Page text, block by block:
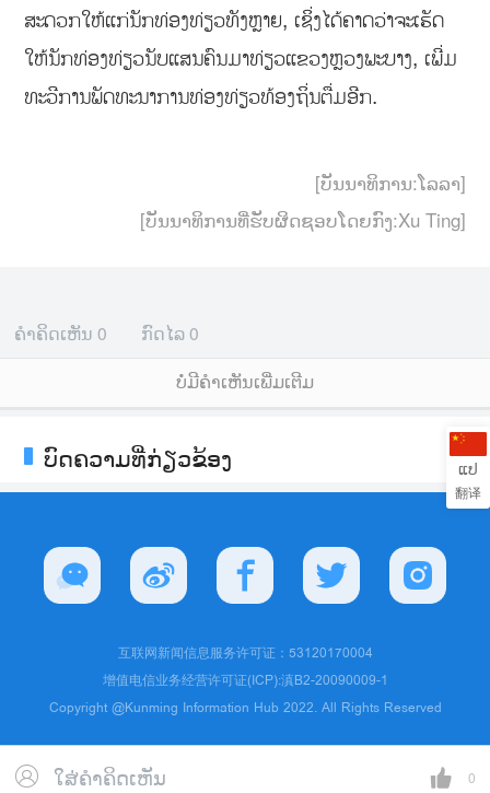
ສະດວກໃຫ້ແກ່ນັກທ່ອງທ່ຽວທັງຫຼາຍ, ເຊິ່ງໄດ້ຄາດວ່າຈະເຮັດ
ໃຫ້ນັກທ່ອງທ່ຽວນັບແສນຄົນມາທ່ຽວແຂວງຫຼວງພະບາງ, ເພີ່ມ
ທະວີການພັດທະນາການທ່ອງທ່ຽວທ້ອງຖິ່ນຕື່ມອີກ.
[ບັນນາທິການ:ໂລລາ]
[ບັນນາທິການທີ່ຮັບຜິດຊອບໂດຍກົງ:Xu Ting]
ຄຳຄິດເຫັນ 0 ກົດໄລ 0
ບໍ່ມີຄໍາເຫັນເພີ່ມເຕີມ
ໃສ່ຄຳຄິດເຫັນ 0
ບົດຄວາມທີ່ກ່ຽວຂ້ອງ
互联网新闻信息服务许可证：53120170004
增值电信业务经营许可证(ICP):滇B2-20090009-1
Copyright @Kunming Information Hub 2022. All Rights Reserved
ແປ
翻译